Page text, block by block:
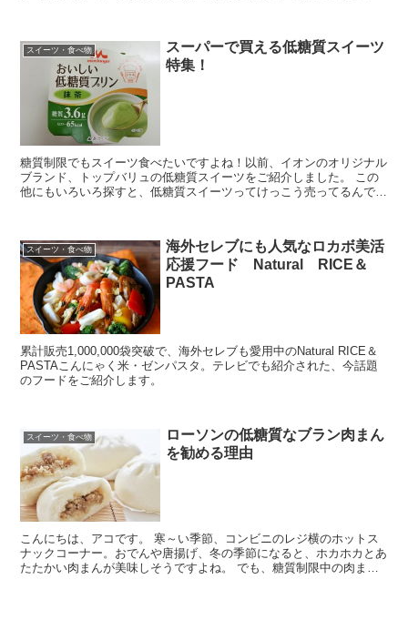
スイーツ・食べ物
スーパーで買える低糖質スイーツ
特集！
糖質制限でもスイーツ食べたいですよね！以前、イオンのオリジナル
ブランド、トップバリュの低糖質スイーツをご紹介しました。 この
他にもいろいろ探すと、低糖質スイーツってけっこう売ってるんです
スイーツ・食べ物
海外セレブにも人気なロカボ美活
応援フード Natural RICE＆
PASTA
累計販売1,000,000袋突破で、海外セレブも愛用中のNatural RICE＆
PASTAこんにゃく米・ゼンパスタ。テレビでも紹介された、今話題
のフードをご紹介します。
スイーツ・食べ物
ローソンの低糖質なブラン肉まん
を勧める理由
こんにちは、アコです。 寒～い季節、コンビニのレジ横のホットス
ナックコーナー。おでんや唐揚げ、冬の季節になると、ホカホカとあ
たたかい肉まんが美味しそうですよね。 でも、糖質制限中の肉まん